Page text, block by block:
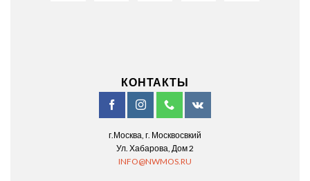
КОНТАКТЫ
г.Москва, г. Москвосвкий
Ул. Хабарова, Дом 2
INFO@NWMOS.RU